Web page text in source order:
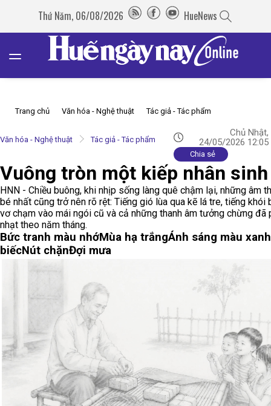
Thứ Năm, 06/08/2026 HueNews
Trang chủ Văn hóa - Nghệ thuật Tác giả - Tác phẩm
Văn hóa - Nghệ thuật Tác giả - Tác phẩm
Chủ Nhật,
24/05/2026 12:05
Chia sẻ
Vuông tròn một kiếp nhân sinh
HNN - Chiều buông, khi nhịp sống làng quê chậm lại, những âm
bé nhất cũng trở nên rõ rệt: Tiếng gió lùa qua kẽ lá tre, tiếng khói
vơ chạm vào mái ngói cũ và cả những thanh âm tưởng chừng đã
nhạt theo năm tháng.
Bức tranh màu nhớMùa hạ trắngÁnh sáng màu xanh
biếcNút chặnĐợi mưa